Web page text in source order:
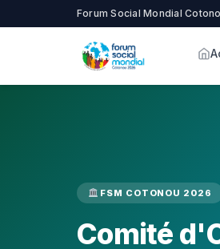
Forum Social Mondial
FSM COTONOU 2026
Comité